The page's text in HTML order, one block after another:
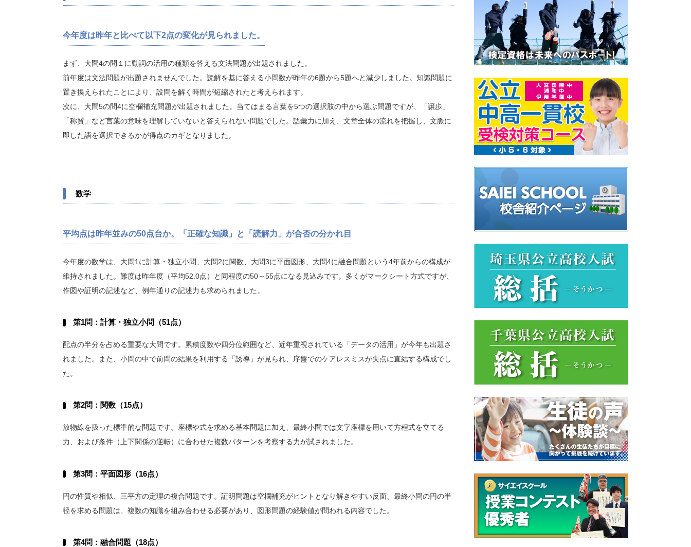
今年度は昨年と比べて以下2点の変化が見られました。
まず、大問4の問１に動詞の活用の種類を答える文法問題が出題されました。
前年度は文法問題が出題されませんでした。読解を基に答える小問数が昨年の6題から5題へと減少しました。知識問題に
置き換えられたことにより、設問を解く時間が短縮されたと考えられます。
次に、大問5の問4に空欄補充問題が出題されました。当てはまる言葉を5つの選択肢の中から選ぶ問題ですが、「譲歩」
「称賛」など言葉の意味を理解していないと答えられない問題でした。語彙力に加え、文章全体の流れを把握し、文脈に
即した語を選択できるかが得点のカギとなりました。
数学
平均点は昨年並みの50点台か。「正確な知識」と「読解力」が合否の分かれ目
今年度の数学は、大問1に計算・独立小問、大問2に関数、大問3に平面図形、大問4に融合問題という4年前からの構成が
維持されました。難度は昨年度（平均52.0点）と同程度の50～55点になる見込みです。多くがマークシート方式ですが、
作図や証明の記述など、例年通りの記述力も求められました。
第1問：計算・独立小問（51点）
配点の半分を占める重要な大問です。累積度数や四分位範囲など、近年重視されている「データの活用」が今年も出題さ
れました。また、小問の中で前問の結果を利用する「誘導」が見られ、序盤でのケアレスミスが失点に直結する構成でし
た。
第2問：関数（15点）
放物線を扱った標準的な問題です。座標や式を求める基本問題に加え、最終小問では文字座標を用いて方程式を立てる
力、および条件（上下関係の逆転）に合わせた複数パターンを考察する力が試されました。
第3問：平面図形（16点）
円の性質や相似、三平方の定理の複合問題です。証明問題は空欄補充がヒントとなり解きやすい反面、最終小問の円の半
径を求める問題は、複数の知識を組み合わせる必要があり、図形問題の経験値が問われる内容でした。
第4問：融合問題（18点）